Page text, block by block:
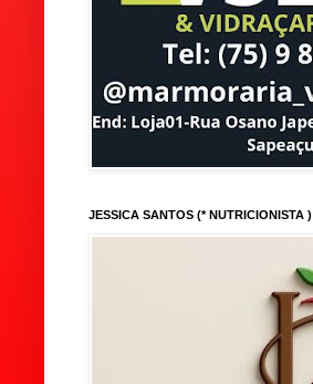
JESSICA SANTOS (* NUTRICIONISTA )